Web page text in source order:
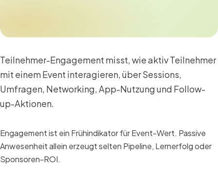
Teilnehmer-Engagement misst, wie aktiv Teilnehmer
mit einem Event interagieren, über Sessions,
Umfragen, Networking, App-Nutzung und Follow-
up-Aktionen.
Engagement ist ein Frühindikator für Event-Wert. Passive
Anwesenheit allein erzeugt selten Pipeline, Lernerfolg oder
Sponsoren-ROI.